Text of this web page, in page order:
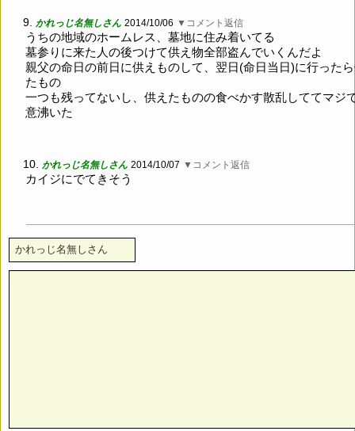
9. かれっじ名無しさん 2014/10/06 ▼コメント返信
うちの地域のホームレス、墓地に住み着いてる
墓参りに来た人の後つけて供え物全部盗んでいくんだよ
親父の命日の前日に供えものして、翌日(命日当日)に行った
たもの
一つも残ってないし、供えたものの食べかす散乱しててマジ
意沸いた
10. かれっじ名無しさん 2014/10/07 ▼コメント返信
カイジにでてきそう